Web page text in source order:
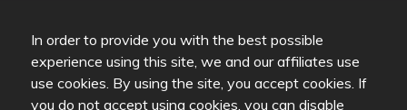
In order to provide you with the best possible
experience using this site, we and our affiliates use
use cookies. By using the site, you accept cookies. If
you do not accept using cookies, you can disable
Feedback
Terms of service
Contact
Privacy policy